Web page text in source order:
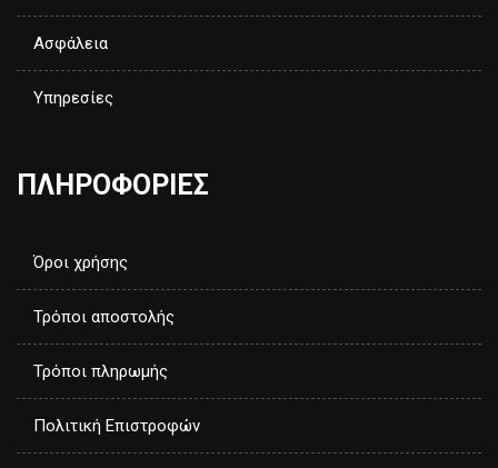
Ασφάλεια
Υπηρεσίες
ΠΛΗΡΟΦΟΡΙΕΣ
Όροι χρήσης
Τρόποι αποστολής
Τρόποι πληρωμής
Πολιτική Επιστροφών